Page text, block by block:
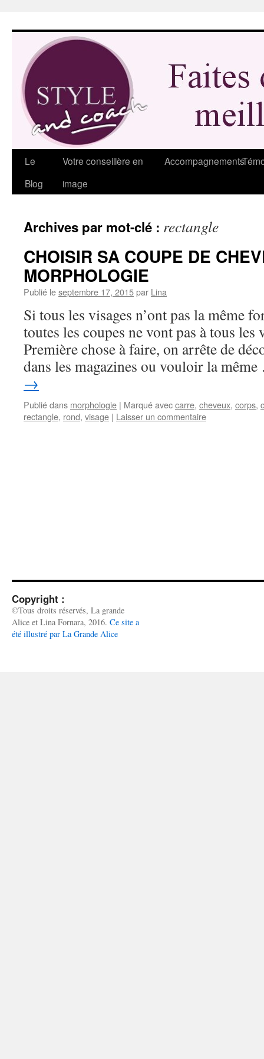
Le
Blog
Votre conseillère en
image
Accompagnements
Archives par mot-clé : rectangle
CHOISIR SA COUPE DE
MORPHOLOGIE
Publié leseptembre 17, 2015par Lina
Si tous les visages n’ont pas la même
toutes les coupes ne vont pas à tous
Première chose à faire, on arrête de
dans les magazines ou vouloir la
→
Publié dans morphologie | Marqué aveccarre, cheveux, corps,
rectangle, rond, visage | Laisser un commentaire
Copyright :
©Tous droits réservés, La grande
Alice et Lina Fornara, 2016. Ce site a
été illustré par La Grande Alice